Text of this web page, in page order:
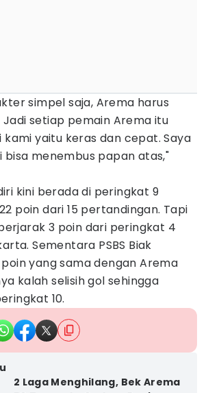
simpel saja, Arema harus
Jadi setiap pemain Arema itu
kami yaitu keras dan cepat. Saya
bisa menembus papan atas,"
kini berada di peringkat 9
poin dari 15 pertandingan. Tapi
3 poin dari peringkat 4
Sementara PSBS Biak
yang sama dengan Arema
kalah selisih gol sehingga
10.
2 Laga Menghilang, Bek Arema